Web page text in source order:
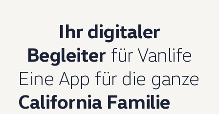
Ihr digitaler
Begleiter für Vanlife
Enable fullscreen mode
Eine App für die ganze
California Familie